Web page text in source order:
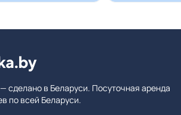
сделано в Беларуси. Посуточная аренда
по всей Беларуси.